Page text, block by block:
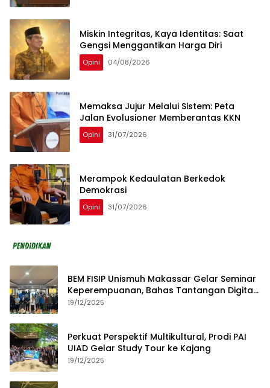
Miskin Integritas, Kaya Identitas: Saat
Gengsi Menggantikan Harga Diri
Opini 04/08/2026
Memaksa Jujur Melalui Sistem: Peta
Jalan Evolusioner Memberantas KKN
Opini 31/07/2026
Merampok Kedaulatan Berkedok
Demokrasi
Opini 31/07/2026
BEM FISIP Unismuh Makassar Gelar Seminar
Keperempuanan, Bahas Tantangan Digital
dan Budaya Lokal
19/12/2025
Perkuat Perspektif Multikultural, Prodi PAI
UIAD Gelar Study Tour ke Kajang
19/12/2025